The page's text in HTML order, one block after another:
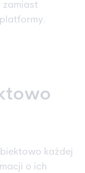
zamiast
każdej
o ich